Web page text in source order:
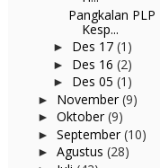
Pangkalan
Kesp...
► Des 17 (1)
► Des 16 (2)
► Des 05 (1)
► November(9)
► Oktober(9)
► September(10)
► Agustus (28)